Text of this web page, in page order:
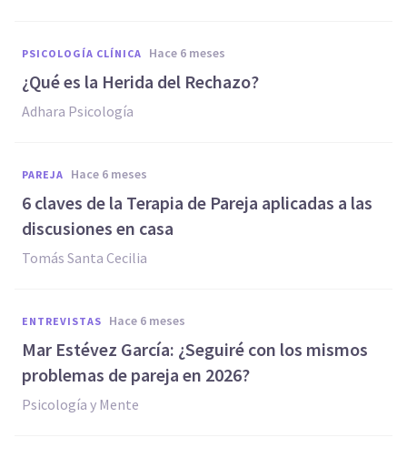
PSICOLOGÍA CLÍNICA hace 6 meses
¿Qué es la Herida del Rechazo?
Adhara Psicología
PAREJA hace 6 meses
6 claves de la Terapia de Pareja aplicadas a las
discusiones en casa
Tomás Santa Cecilia
ENTREVISTAS hace 6 meses
Mar Estévez García: ¿Seguiré con los mismos
problemas de pareja en 2026?
Psicología y Mente